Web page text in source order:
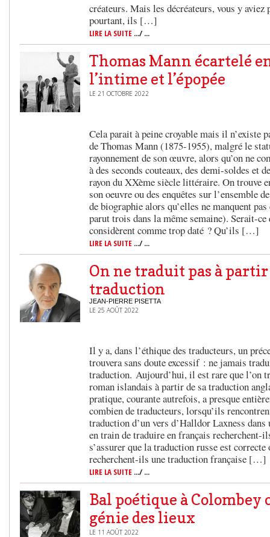
créateurs. Mais les décréateurs, vous y
pourtant, ils […]
LIRE LA SUITE .../ ...
Thomas Mann écartelé
l’intime et l’épopée
LE 21 OCTOBRE 2022
Cela parait à peine croyable mais il n’existe
de Thomas Mann (1875-1955), malgré le
rayonnement de son œuvre, alors qu’on ne
à des seconds couteaux, des demi-soldes et
rayon du XXème siècle littéraire. On trouve
son oeuvre ou des enquêtes sur l’ensemble
de biographie alors qu’elles ne manquent
parut trois dans la même semaine). Serait-ce
considèrent comme trop daté ? Qu’ils […]
LIRE LA SUITE .../ ...
On ne traduit pas à partir
traduction
JEAN-PIERRE PISETTA
LE 25 AOÛT 2022
Il y a, dans l’éthique des traducteurs, un
trouvera sans doute excessif : ne jamais
traduction. Aujourd’hui, il est rare que l’on
roman islandais à partir de sa traduction
pratique, courante autrefois, a presque
combien de traducteurs, lorsqu’ils
traduction d’un vers d’Halldor Laxness
en train de traduire en français recherchent-
s’assurer que la traduction russe est
recherchent-ils une traduction française […]
LIRE LA SUITE .../ ...
Bal poétique à Colombey
génie des lieux
LE 11 AOÛT 2022